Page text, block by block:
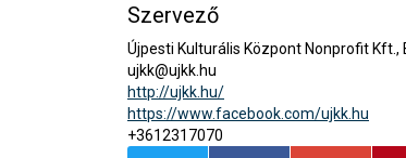
Szervező
Újpesti Kulturális Központ Nonprofit Kft.,
ujkk@ujkk.hu
http://ujkk.hu/
https://www.facebook.com/ujkk.hu
+3612317070